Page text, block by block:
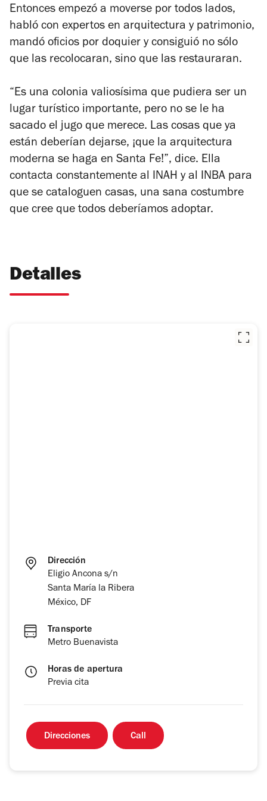
Entonces empezó a moverse por todos lados,
habló con expertos en arquitectura y patrimonio,
mandó oficios por doquier y consiguió no sólo
que las recolocaran, sino que las restauraran.
“Es una colonia valiosísima que pudiera ser un
lugar turístico importante, pero no se le ha
sacado el jugo que merece. Las cosas que ya
están deberían dejarse, ¡que la arquitectura
moderna se haga en Santa Fe!”, dice. Ella
contacta constantemente al INAH y al INBA para
que se cataloguen casas, una sana costumbre
que cree que todos deberíamos adoptar.
Detalles
Dirección
Eligio Ancona s/n
Santa María la Ribera
México, DF
Transporte
Metro Buenavista
Horas de apertura
Previa cita
Direcciones Call